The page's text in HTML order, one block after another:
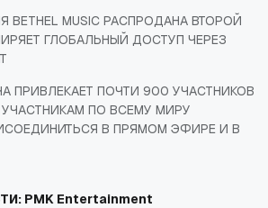
MUSIC РАСПРОДАНА ВТОРОЙ
ГЛОБАЛЬНЫЙ ДОСТУП ЧЕРЕЗ
ПРИВЛЕКАЕТ ПОЧТИ 900 УЧАСТНИКОВ
ПО ВСЕМУ МИРУ
В ПРЯМОМ ЭФИРЕ И В
PMK Entertainment